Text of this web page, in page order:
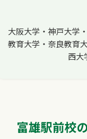
大阪大学・神戸大学
教育大学・奈良教育
西大
富雄駅前校